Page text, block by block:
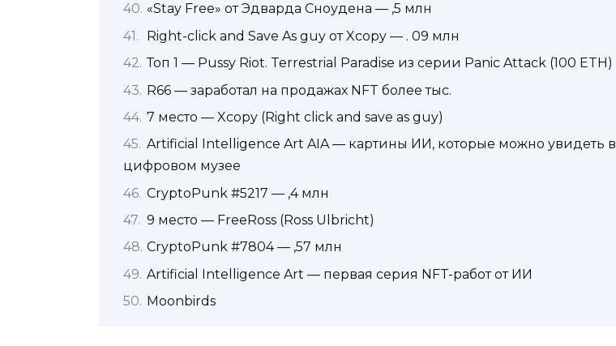
«Stay Free» от Эдварда Сноудена — ,5 млн
Right-click and Save As guy от Xcopy — . 09 млн
Топ 1 — Pussy Riot. Terrestrial Paradise из серии Panic Attack (100 ETH)
R66 — заработал на продажах NFT более тыс.
7 место — Xcopy (Right click and save as guy)
Artificial Intelligence Art AIA — картины ИИ, которые можно увидеть в
цифровом музее
CryptoPunk #5217 — ,4 млн
9 место — FreeRoss (Ross Ulbricht)
CryptoPunk #7804 — ,57 млн
Artificial Intelligence Art — первая серия NFT-работ от ИИ
Moonbirds